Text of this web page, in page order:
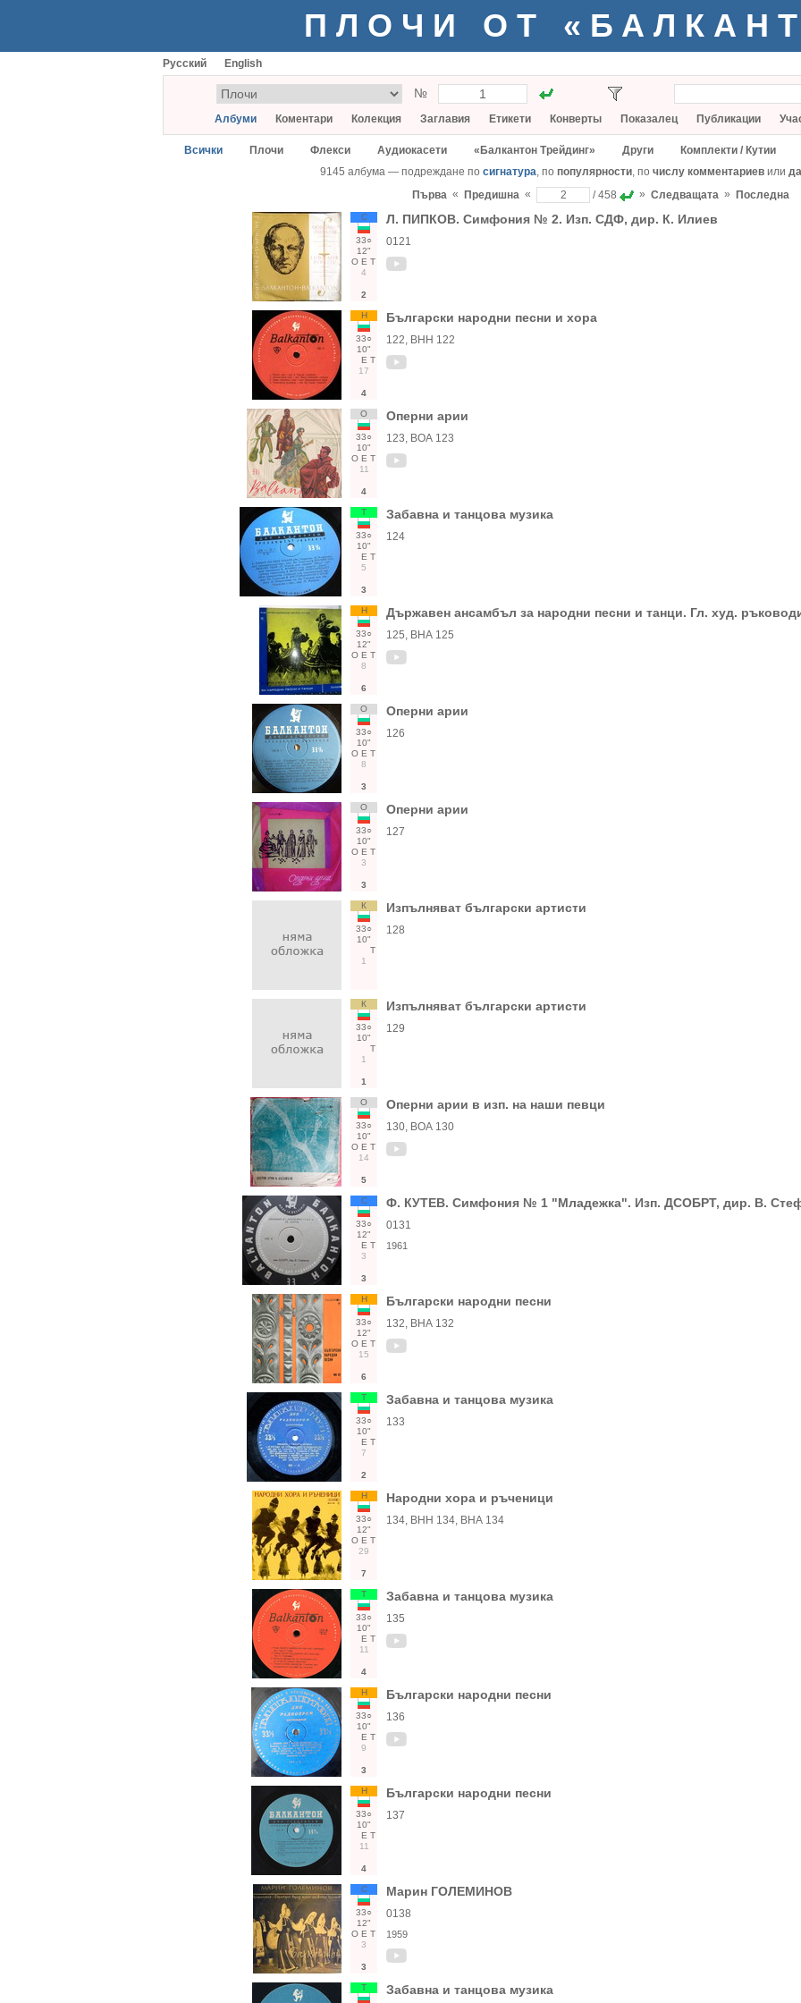
ПЛОЧИ ОТ
Русский English
№
Албуми Коментари Колекция Заглавия Етикети Конверты Показалец Публикации
Всички Плочи Флекси Аудиокасети «Балкантон Трейдинг» Други Комплекти / Кутии
9145 албума — подреждане по сигнатура, по популярности, по числу комментариевили
Първа « Предишна « / 458 » Следващата » Последна
С
33○
12"
О Е Т
4
2
Л. ПИПКОВ. Симфония № 2. Изп. СДФ, дир. К. Илиев
0121
Н
33○
10"
Е Т
17
4
Български народни песни и хора
122, ВНН 122
О
33○
10"
О Е Т
11
4
Оперни арии
123, ВОА 123
Т
33○
10"
Е Т
5
3
Забавна и танцова музика
124
Н
33○
12"
О Е Т
8
6
Държавен ансамбъл за народни песни и танци. Гл. худ.
125, ВНА 125
О
33○
10"
О Е Т
8
3
Оперни арии
126
О
33○
10"
О Е Т
3
3
Оперни арии
127
К
33○
10"
Т
1
Изпълняват български артисти
128
К
33○
10"
Т
1
1
Изпълняват български артисти
129
О
33○
10"
О Е Т
14
5
Оперни арии в изп. на наши певци
130, ВОА 130
С
33○
12"
Е Т
3
3
Ф. КУТЕВ. Симфония № 1 "Младежка". Изп. ДСОБРТ, дир. В.
0131
1961
Н
33○
12"
О Е Т
15
6
Български народни песни
132, ВНА 132
Т
33○
10"
Е Т
7
2
Забавна и танцова музика
133
Н
33○
12"
О Е Т
29
7
Народни хора и ръченици
134, ВНН 134, ВНА 134
Т
33○
10"
Е Т
11
4
Забавна и танцова музика
135
Н
33○
10"
Е Т
9
3
Български народни песни
136
Н
33○
10"
Е Т
11
4
Български народни песни
137
С
33○
12"
О Е Т
3
3
Марин ГОЛЕМИНОВ
0138
1959
Т Забавна и танцова музика